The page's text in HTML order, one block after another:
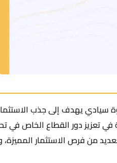
سيادي يهدف إلى جذب
في تعزيز دور القطاع الخاص
من فرص الاستثمار المميزة،